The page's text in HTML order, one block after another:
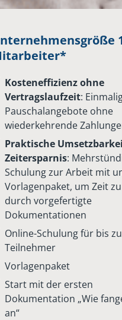
Kosteneffizienz ohne
Vertragslaufzeit:
Pauschalangebote ohne
wiederkehrende
Praktische
Zeitersparnis:
Schulung zur Arbeit mit
Vorlagenpaket, um Zeit
durch vorgefertigte
Dokumentationen
Online-Schulung für bis
Teilnehmer
Vorlagenpaket
Start mit der ersten
Dokumentation „Wie
an“